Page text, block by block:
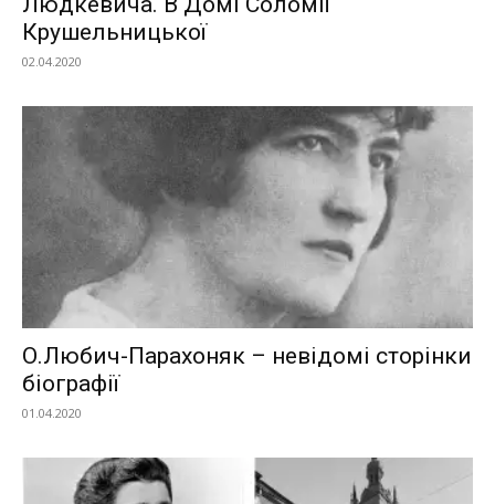
Крушельницької
02.04.2020
О.Любич-Парахоняк – невідомі сторінки
біографії
01.04.2020